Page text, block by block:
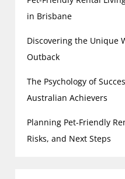
in Brisbane
Discovering the Unique
Outback
The Psychology of
Australian Achievers
Planning Pet-Friendly
Risks, and Next Steps